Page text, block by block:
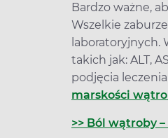
Bardzo ważne,
Wszelkie
laboratoryjnych.
takich jak: ALT,
podjęcia
marskości
>> Ból wątroby